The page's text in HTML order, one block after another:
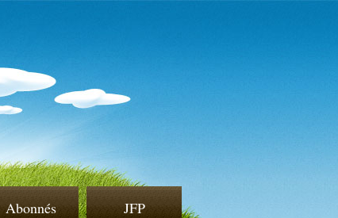
Abonnés JFP